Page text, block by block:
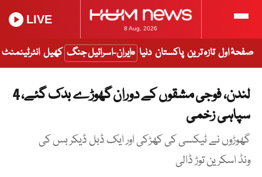
8 Aug, 2026
LIVE
صفحۂ اول تازہ ترین پاکستان دنیا ایران-اسرائیل جنگ کھیل انٹرٹینمنٹ
لندن، فوجی مشقوں کے دوران گھوڑے بدک گئے، 4
سپاہی زخمی
گھوڑوں نے ٹیکسی کی کھڑکی اور ایک ڈبل ڈیکر بس کی
ونڈ اسکرین توڑ ڈالی